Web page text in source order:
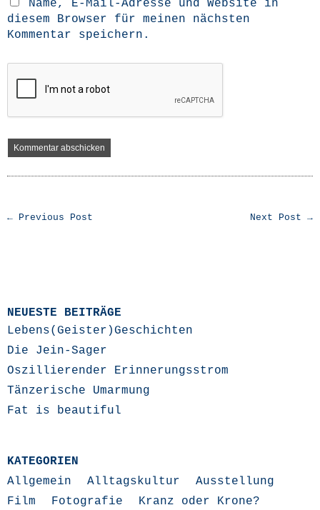
Name, E-Mail-Adresse und Website in
diesem Browser für meinen nächsten
Kommentar speichern.
← Previous Post Next Post →
NEUESTE BEITRÄGE
Lebens(Geister)Geschichten
Die Jein-Sager
Oszillierender Erinnerungsstrom
Tänzerische Umarmung
Fat is beautiful
KATEGORIEN
Allgemein
Alltagskultur
Ausstellung
Film
Fotografie Kranz oder Krone?